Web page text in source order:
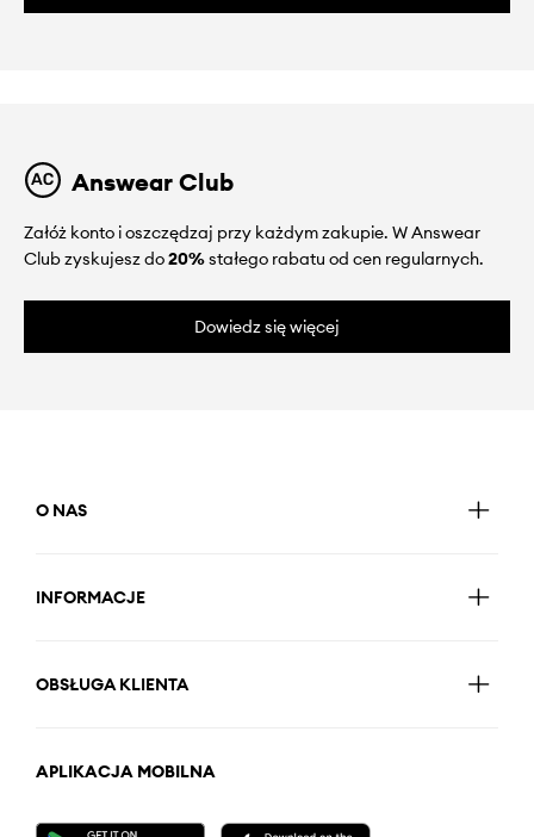
Answear Club
Załóż konto i oszczędzaj przy każdym zakupie. W Answear
Club zyskujesz do20%stałego rabatu od cen regularnych.
Dowiedz się więcej
O NAS
INFORMACJE
OBSŁUGA KLIENTA
APLIKACJA MOBILNA